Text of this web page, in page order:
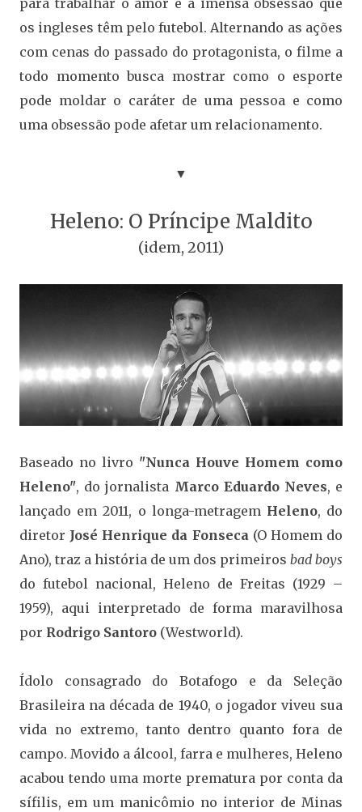
para trabalhar o amor e a imensa obsessão que
os ingleses têm pelo futebol. Alternando as ações
com cenas do passado do protagonista, o filme a
todo momento busca mostrar como o esporte
pode moldar o caráter de uma pessoa e como
uma obsessão pode afetar um relacionamento.
▼
Heleno: O Príncipe Maldito
(idem, 2011)
Baseado no livro "Nunca Houve Homem como
Heleno", do jornalista Marco Eduardo Neves, e
lançado em 2011, o longa-metragem Heleno, do
diretor José Henrique da Fonseca(O Homem do
Ano), traz a história de um dos primeiros bad boys
do futebol nacional, Heleno de Freitas (1929 –
1959), aqui interpretado de forma maravilhosa
por Rodrigo Santoro (Westworld).
Ídolo consagrado do Botafogo e da Seleção
Brasileira na década de 1940, o jogador viveu sua
vida no extremo, tanto dentro quanto fora de
campo. Movido a álcool, farra e mulheres, Heleno
acabou tendo uma morte prematura por conta da
sífilis, em um manicômio no interior de Minas